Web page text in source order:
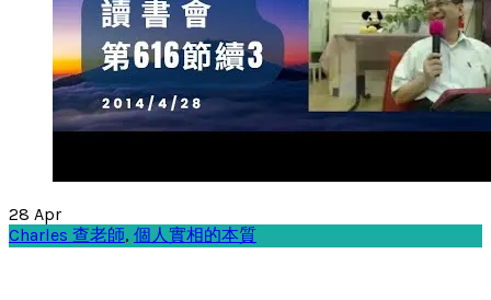
28 Apr
Charles 查老師, 個人實相的本質